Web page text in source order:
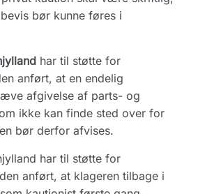
bør kunne føres i
har til støtte for
anført, at en endelig
afgivelse af parts- og
ikke kan finde sted over for
bør derfor afvises.
har til støtte for
anført, at klageren tilbage i